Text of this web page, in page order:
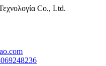
Co., Ltd.